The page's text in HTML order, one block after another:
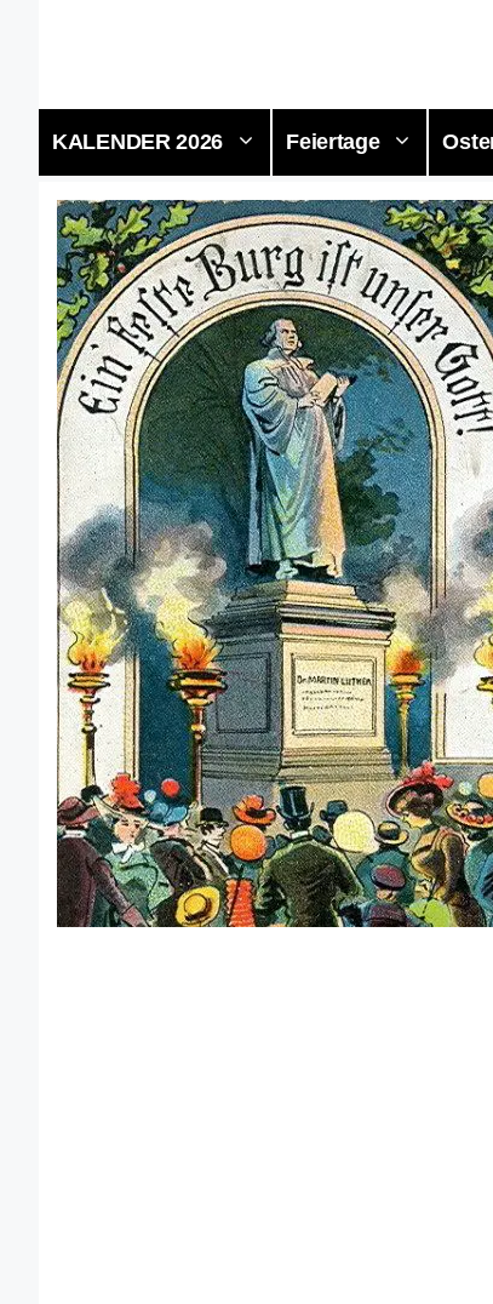
KALENDER 2026 Feiertage